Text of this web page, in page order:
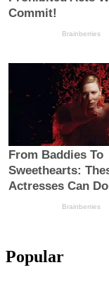
Popular